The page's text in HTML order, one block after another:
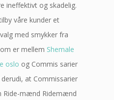
ineffektivt og skadelig.
våre kunder et
med smykker fra
er mellem Shemale
oslo og Commis sarier
at Commissarier
Ride-mænd Ridemænd